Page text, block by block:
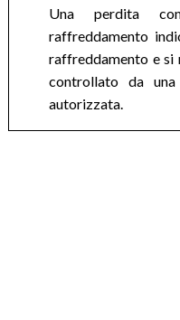
Una perdita
raffreddamento
raffreddamento e si
controllato da una
autorizzata.